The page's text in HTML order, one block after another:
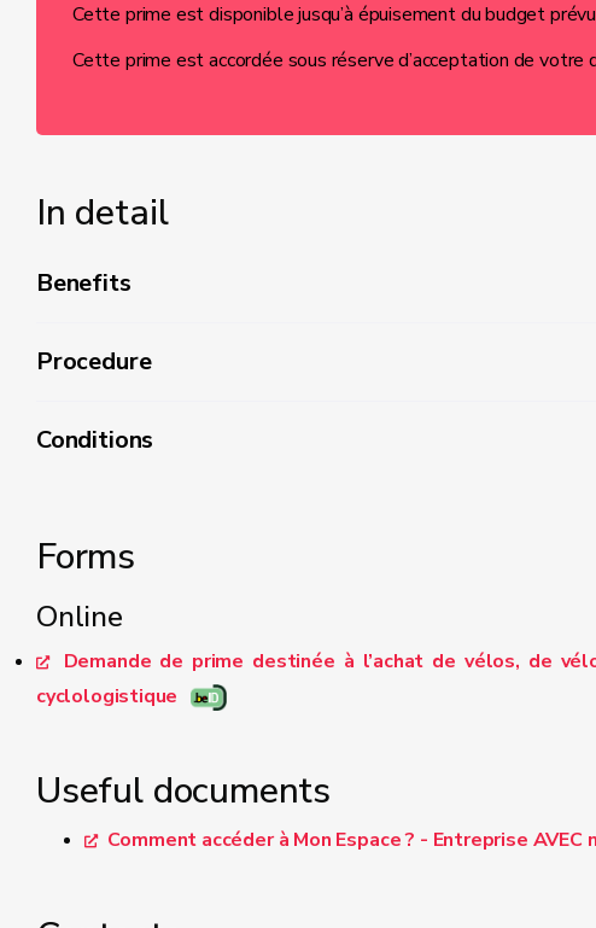
Cette prime est disponible jusqu’à épuisement du budget
Cette prime est accordée sous réserve d’acceptation de votre
In detail
Benefits
2.500 euros par vélo ou vélo cargo avec assistance
3.500 euros par remorque de vélo neuve, avec ou
pouvant être fixés sur le châssis de la remorque.
Procedure
Comment avoir accès à l’espace professionnel de
Conditions
Forms
Online
Demande de prime destinée à l’achat de vélos, de
cyclologistique
Useful documents
Comment accéder à Mon Espace ? - Entreprise AVEC